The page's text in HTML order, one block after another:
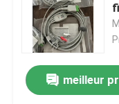
meilleur